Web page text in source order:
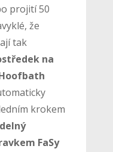
projití 50
že
tak
na
krokem
FaSy